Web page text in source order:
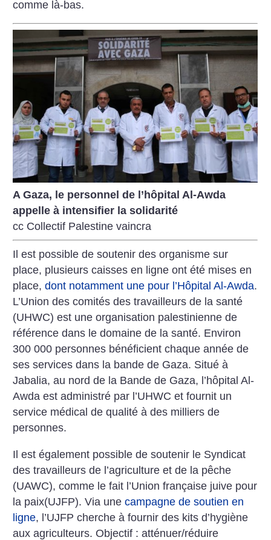
comme là-bas.
A Gaza, le personnel de l’hôpital Al-Awda
appelle à intensifier la solidarité
cc Collectif Palestine vaincra
Il est possible de soutenir des organisme sur
place, plusieurs caisses en ligne ont été mises en
place,dont notamment une pour l’Hôpital Al-Awda.
L’Union des comités des travailleurs de la santé
(UHWC) est une organisation palestinienne de
référence dans le domaine de la santé. Environ
300 000 personnes bénéficient chaque année de
ses services dans la bande de Gaza. Situé à
Jabalia, au nord de la Bande de Gaza, l’hôpital Al-
Awda est administré par l’UHWC et fournit un
service médical de qualité à des milliers de
personnes.
Il est également possible de soutenir le Syndicat
des travailleurs de l’agriculture et de la pêche
(UAWC), comme le fait l’Union française juive pour
la paix(UJFP). Via unecampagne de soutien en
ligne, l’UJFP cherche à fournir des kits d’hygiène
aux agriculteurs. Objectif : atténuer/réduire